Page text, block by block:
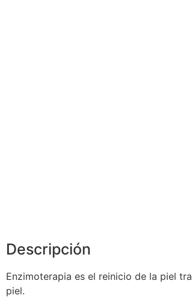
Descripción
Enzimoterapia es el reinicio de la piel
piel.